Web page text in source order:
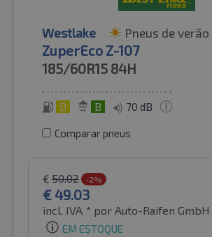
Westlake Pneus de verão
ZuperEco Z-107
185/60R15 84H
D B 70 dB
Comparar pneus
€ 50.02 -2%
€ 49.03
incl. IVA * por Auto-Raifen GmbH
EM ESTOQUE